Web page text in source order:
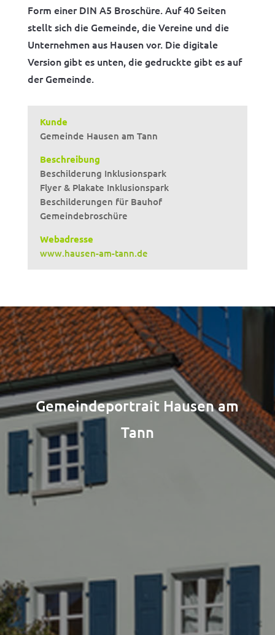
Form einer DIN A5 Broschüre. Auf 40 Seiten
stellt sich die Gemeinde, die Vereine und die
Unternehmen aus Hausen vor. Die digitale
Version gibt es unten, die gedruckte gibt es auf
der Gemeinde.
Kunde
Gemeinde Hausen am Tann
Beschreibung
Beschilderung Inklusionspark
Flyer & Plakate Inklusionspark
Beschilderungen für Bauhof
Gemeindebroschüre
Webadresse
www.hausen-am-tann.de
Gemeindeportrait Hausen am
Tann